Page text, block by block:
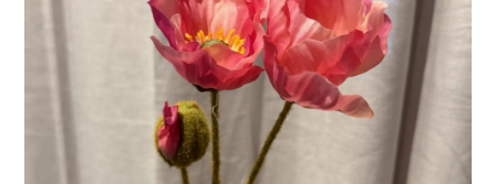
LÄGG I VARUKORG